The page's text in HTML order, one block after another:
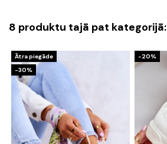
8 produktu tajā pat kategorijā:
Ātra piegāde
-30%
-20%